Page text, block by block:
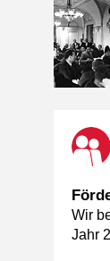
Wir
Jahr